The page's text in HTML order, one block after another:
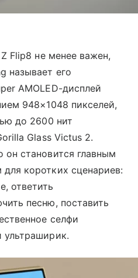
Flip8 не менее важен,
называет его
AMOLED-дисплей
948×1048 пикселей,
до 2600 нит
Glass Victus 2.
становится главным
коротких сценариев:
ответить
песню, поставить
селфи
ультраширик.